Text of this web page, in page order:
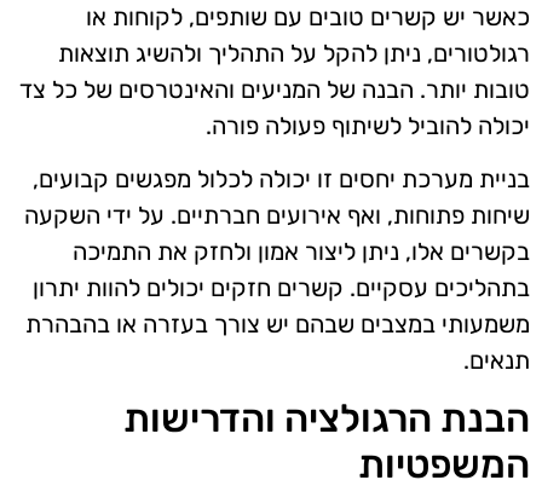
כאשר יש קשרים טובים עם שותפים, לקוחות או
רגולטורים, ניתן להקל על התהליך ולהשיג תוצאות
טובות יותר. הבנה של המניעים והאינטרסים של כל צד
יכולה להוביל לשיתוף פעולה פורה.
בניית מערכת יחסים זו יכולה לכלול מפגשים קבועים,
שיחות פתוחות, ואף אירועים חברתיים. על ידי השקעה
בקשרים אלו, ניתן ליצור אמון ולחזק את התמיכה
בתהליכים עסקיים. קשרים חזקים יכולים להוות יתרון
משמעותי במצבים שבהם יש צורך בעזרה או בהבהרת
תנאים.
הבנת הרגולציה והדרישות
המשפטיות